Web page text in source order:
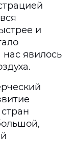
и
явилось